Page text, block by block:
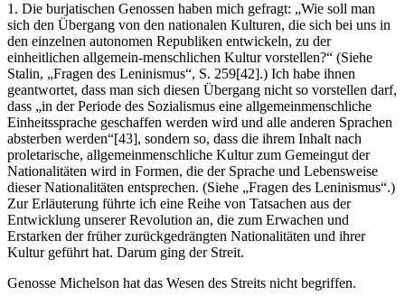
1. Die burjatischen Genossen haben mich gefragt: „Wie soll man
sich den Übergang von den nationalen Kulturen, die sich bei uns in
den einzelnen autonomen Republiken entwickeln, zu der
einheitlichen allgemein-menschlichen Kultur vorstellen?“ (Siehe
Stalin, „Fragen des Leninismus“, S. 259[42].) Ich habe ihnen
geantwortet, dass man sich diesen Übergang nicht so vorstellen darf,
dass „in der Periode des Sozialismus eine allgemeinmenschliche
Einheitssprache geschaffen werden wird und alle anderen Sprachen
absterben werden“[43], sondern so, dass die ihrem Inhalt nach
proletarische, allgemeinmenschliche Kultur zum Gemeingut der
Nationalitäten wird in Formen, die der Sprache und Lebensweise
dieser Nationalitäten entsprechen. (Siehe „Fragen des Leninismus“.)
Zur Erläuterung führte ich eine Reihe von Tatsachen aus der
Entwicklung unserer Revolution an, die zum Erwachen und
Erstarken der früher zurückgedrängten Nationalitäten und ihrer
Kultur geführt hat. Darum ging der Streit.
Genosse Michelson hat das Wesen des Streits nicht begriffen.